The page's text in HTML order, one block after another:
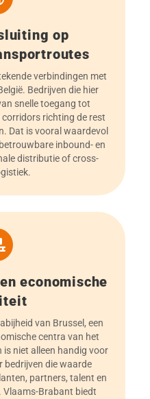
op
verbindingen met
Bedrijven die hier
snelle toegang tot
richting de rest
Dat is vooral waardevol
inbound- en
distributie of cross-
economische
van Brussel, een
centra van het
is niet alleen handig voor
bedrijven die waarde
partners, talent en
Vlaams-Brabant biedt